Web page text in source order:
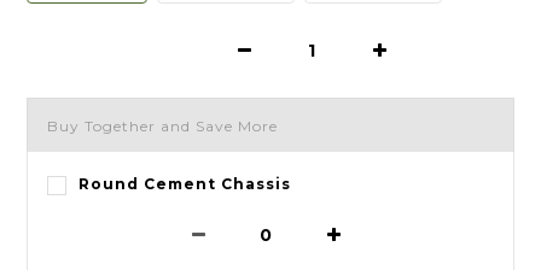
Buy Together and Save More
Round Cement Chassis